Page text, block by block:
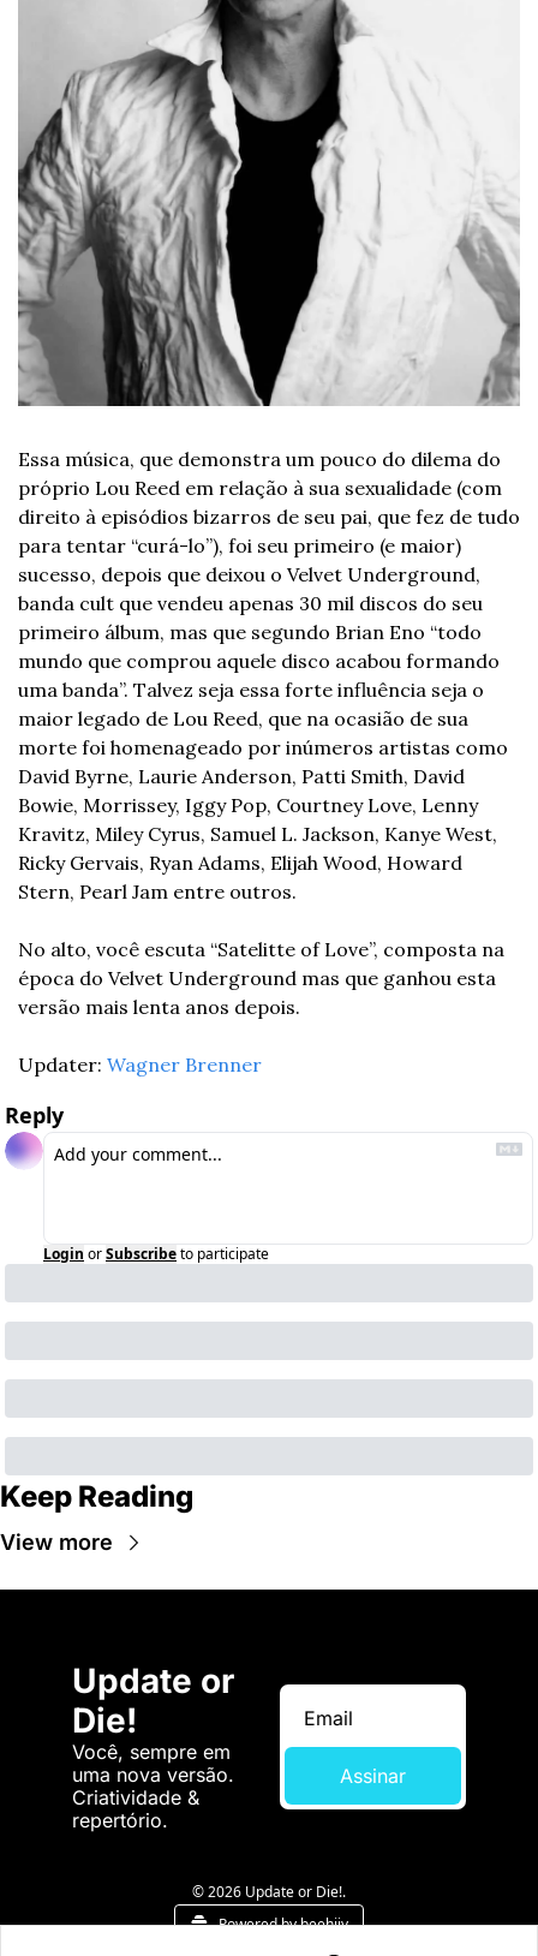
Essa música, que demonstra um pouco do dilema do
próprio Lou Reed em relação à sua sexualidade (com
direito à episódios bizarros de seu pai, que fez de tudo
para tentar “curá-lo”), foi seu primeiro (e maior)
sucesso, depois que deixou o Velvet Underground,
banda cult que vendeu apenas 30 mil discos do seu
primeiro álbum, mas que segundo Brian Eno “todo
mundo que comprou aquele disco acabou formando
uma banda”. Talvez seja essa forte influência seja o
maior legado de Lou Reed, que na ocasião de sua
morte foi homenageado por inúmeros artistas como
David Byrne, Laurie Anderson, Patti Smith, David
Bowie, Morrissey, Iggy Pop, Courtney Love, Lenny
Kravitz, Miley Cyrus, Samuel L. Jackson, Kanye West,
Ricky Gervais, Ryan Adams, Elijah Wood, Howard
Stern, Pearl Jam entre outros.
No alto, você escuta “Satelitte of Love”, composta na
época do Velvet Underground mas que ganhou esta
versão mais lenta anos depois.
Updater: Wagner Brenner
Reply
Login orSubscribeto participate
Keep Reading
View more
Update or
Die!
Você, sempre em
uma nova versão.
Criatividade &
repertório.
Assinar
© 2026 Update or Die!.
Powered by beehiiv